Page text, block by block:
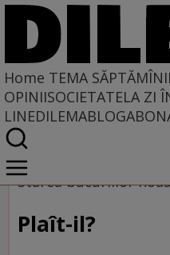
Home TEMA SĂPTĂMÎNII
OPINIISOCIETATELA ZI
LINEDILEMABLOG
Home
Tema săptămînii
Starea bucuriilor
Plaît-il?